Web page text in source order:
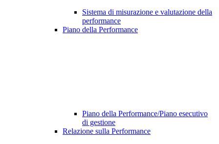
Sistema di misurazione e valutazione della
performance
Piano della Performance
Piano della Performance/Piano esecutivo
di gestione
Relazione sulla Performance